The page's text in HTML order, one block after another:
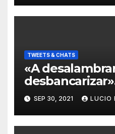
TWEETS & CHATS
«A
SEP 30, 2021 LUCIO